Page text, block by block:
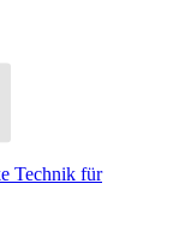
Technik für